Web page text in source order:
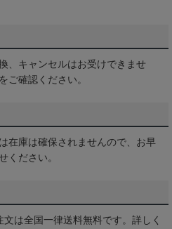
、キャンセルはお受けできませ
をご確認ください。
在庫は確保されませんので、お早
ください。
は全国一律送料無料です。詳しく